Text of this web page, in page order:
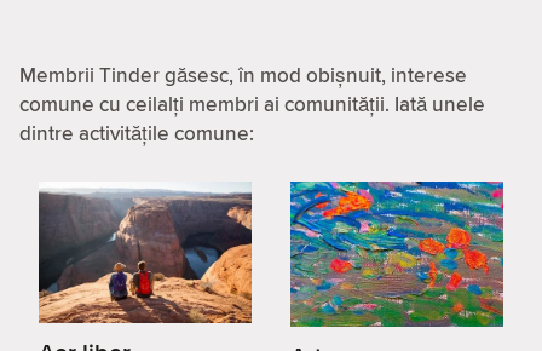
Membrii Tinder găsesc, în mod obișnuit, interese
comune cu ceilalți membri ai comunității. Iată unele
dintre activitățile comune: